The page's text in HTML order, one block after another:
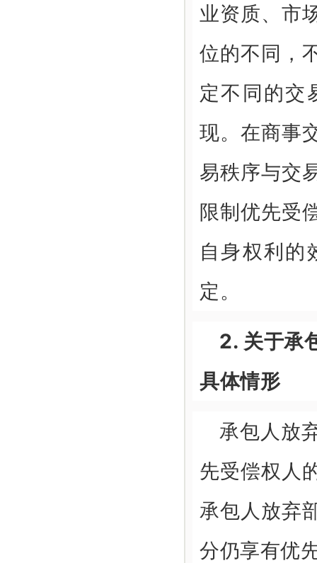
业资质、市
位的不同，
定不同的交
现。在商事
易秩序与交
限制优先受
自身权利的
定。
2. 关于承
具体情形
承包人放
先受偿权人
承包人放弃
分仍享有优